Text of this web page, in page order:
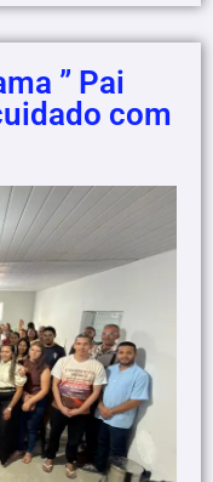
” Pai
com